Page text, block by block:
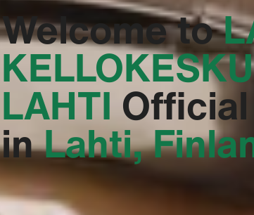
Welcome to
LAHTI‬
inLahti,